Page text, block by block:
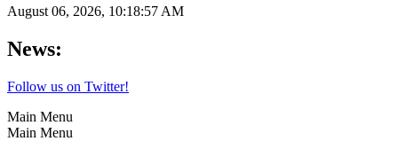
August 06, 2026, 10:18:57 AM
News:
Follow us on Twitter!
Main Menu
Main Menu